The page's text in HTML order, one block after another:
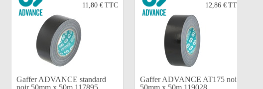
11,80 € TTC
Gaffer ADVANCE standard
noir 50mm x 50m 117895
12,86 € TTC
Gaffer ADVANCE AT175 noir
50mm x 50m 119028...